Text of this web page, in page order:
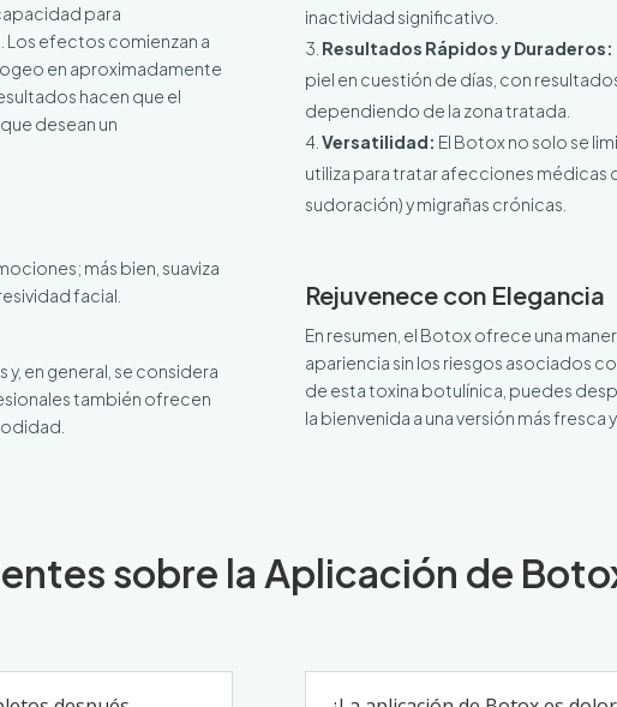
para
efectos comienzan a
en aproximadamente
hacen que el
desean un
más bien, suaviza
facial.
en general, se considera
también ofrecen
inactividad significativo.
Resultados Rápidos y Duraderos:
piel en cuestión de días, con
dependiendo de la zona tratada.
Versatilidad: El Botox no solo se
utiliza para tratar afecciones médicas
sudoración) y migrañas crónicas.
Rejuvenece con Elegancia
En resumen, el Botox ofrece una
apariencia sin los riesgos asociados
de esta toxina botulínica, puedes
la bienvenida a una versión más fresca
sobre la Aplicación de